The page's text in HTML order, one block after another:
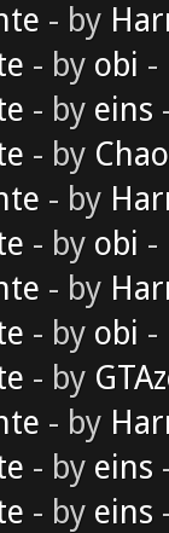
- by
- by obi -
- by eins
- by
- by
- by obi -
- by
- by obi -
- by
- by
- by eins
- by eins